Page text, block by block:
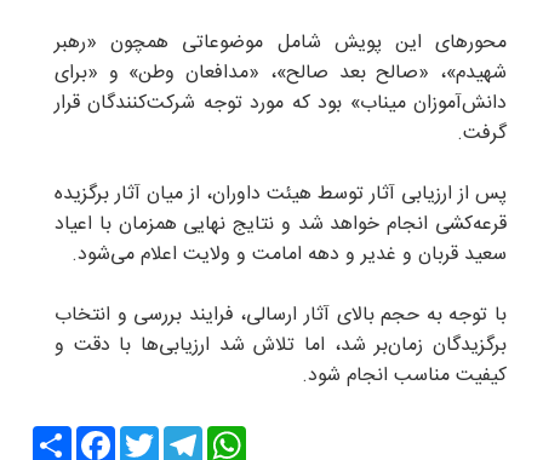
محورهای این پویش شامل موضوعاتی همچون «رهبر
شهیدم»، «صالح بعد صالح»، «مدافعان وطن» و «برای
دانش‌آموزان میناب» بود که مورد توجه شرکت‌کنندگان قرار
گرفت.
پس از ارزیابی آثار توسط هیئت داوران، از میان آثار برگزیده
قرعه‌کشی انجام خواهد شد و نتایج نهایی همزمان با اعیاد
سعید قربان و غدیر و دهه امامت و ولایت اعلام می‌شود.
با توجه به حجم بالای آثار ارسالی، فرایند بررسی و انتخاب
برگزیدگان زمان‌بر شد، اما تلاش شد ارزیابی‌ها با دقت و
کیفیت مناسب انجام شود.
Share
FacebookTwitter
Telegram
WhatsApp